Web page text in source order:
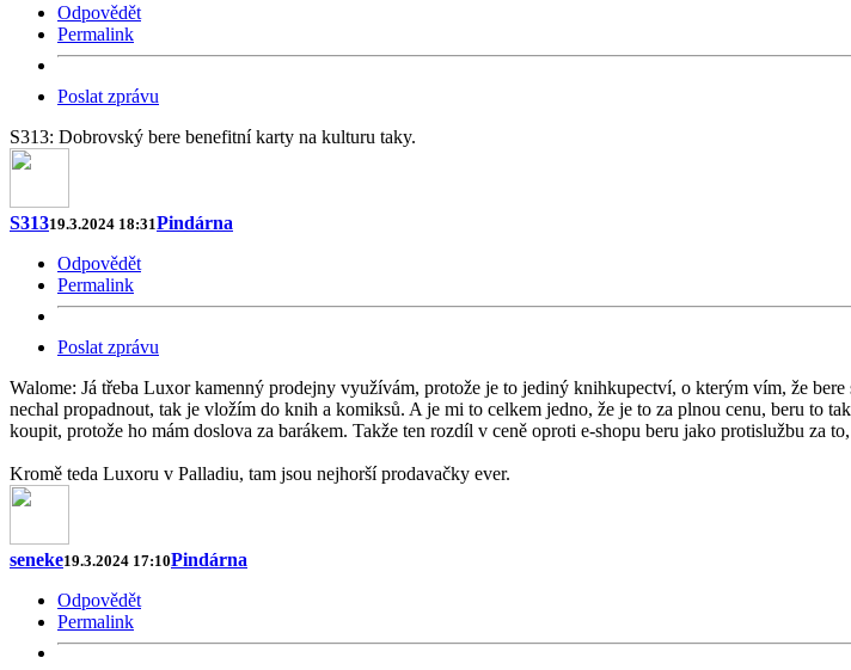
Odpovědět
Permalink
Poslat zprávu
S313: Dobrovský bere benefitní karty na kulturu taky.
S31319.3.2024 18:31Pindárna
Odpovědět
Permalink
Poslat zprávu
Walome: Já třeba Luxor kamenný prodejny využívám, protože je to jediný knihkupectví, o kterým vím, že
nechal propadnout, tak je vložím do knih a komiksů. A je mi to celkem jedno, že je to za plnou cenu, beru to
koupit, protože ho mám doslova za barákem. Takže ten rozdíl v ceně oproti e-shopu beru jako protislužbu za
Kromě teda Luxoru v Palladiu, tam jsou nejhorší prodavačky ever.
seneke19.3.2024 17:10Pindárna
Odpovědět
Permalink